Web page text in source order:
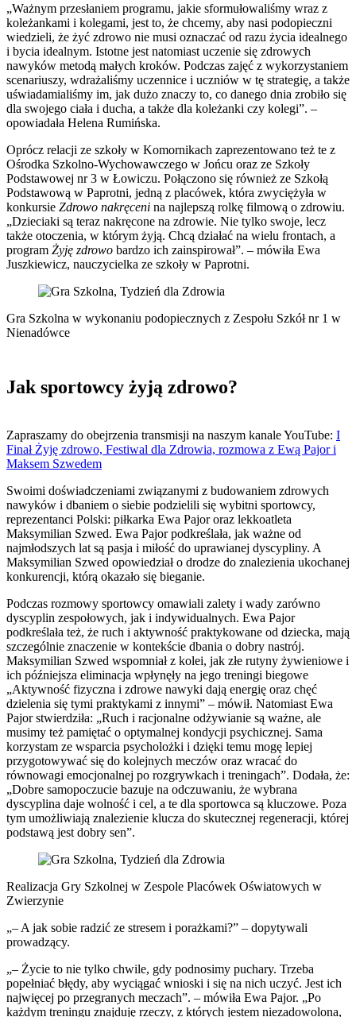
„Ważnym przesłaniem programu, jakie sformułowaliśmy wraz z
koleżankami i kolegami, jest to, że chcemy, aby nasi podopieczni
wiedzieli, że żyć zdrowo nie musi oznaczać od razu życia idealnego
i bycia idealnym. Istotne jest natomiast uczenie się zdrowych
nawyków metodą małych kroków. Podczas zajęć z wykorzystaniem
scenariuszy, wdrażaliśmy uczennice i uczniów w tę strategię, a także
uświadamialiśmy im, jak dużo znaczy to, co danego dnia zrobiło się
dla swojego ciała i ducha, a także dla koleżanki czy kolegi”. –
opowiadała Helena Rumińska.
Oprócz relacji ze szkoły w Komornikach zaprezentowano też te z
Ośrodka Szkolno-Wychowawczego w Jońcu oraz ze Szkoły
Podstawowej nr 3 w Łowiczu. Połączono się również ze Szkołą
Podstawową w Paprotni, jedną z placówek, która zwyciężyła w
konkursie Zdrowo nakręceni na najlepszą rolkę filmową o zdrowiu.
„Dzieciaki są teraz nakręcone na zdrowie. Nie tylko swoje, lecz
także otoczenia, w którym żyją. Chcą działać na wielu frontach, a
program Żyję zdrowo bardzo ich zainspirował”. – mówiła Ewa
Juszkiewicz, nauczycielka ze szkoły w Paprotni.
Gra Szkolna w wykonaniu podopiecznych z Zespołu Szkół nr 1 w
Nienadówce
Jak sportowcy żyją zdrowo?
Zapraszamy do obejrzenia transmisji na naszym kanale YouTube: I
Finał Żyję zdrowo, Festiwal dla Zdrowia, rozmowa z Ewą Pajor i
Maksem Szwedem
Swoimi doświadczeniami związanymi z budowaniem zdrowych
nawyków i dbaniem o siebie podzielili się wybitni sportowcy,
reprezentanci Polski: piłkarka Ewa Pajor oraz lekkoatleta
Maksymilian Szwed. Ewa Pajor podkreślała, jak ważne od
najmłodszych lat są pasja i miłość do uprawianej dyscypliny. A
Maksymilian Szwed opowiedział o drodze do znalezienia ukochanej
konkurencji, którą okazało się bieganie.
Podczas rozmowy sportowcy omawiali zalety i wady zarówno
dyscyplin zespołowych, jak i indywidualnych. Ewa Pajor
podkreślała też, że ruch i aktywność praktykowane od dziecka, mają
szczególnie znaczenie w kontekście dbania o dobry nastrój.
Maksymilian Szwed wspomniał z kolei, jak złe rutyny żywieniowe i
ich późniejsza eliminacja wpłynęły na jego treningi biegowe
„Aktywność fizyczna i zdrowe nawyki dają energię oraz chęć
dzielenia się tymi praktykami z innymi” – mówił. Natomiast Ewa
Pajor stwierdziła: „Ruch i racjonalne odżywianie są ważne, ale
musimy też pamiętać o optymalnej kondycji psychicznej. Sama
korzystam ze wsparcia psycholożki i dzięki temu mogę lepiej
przygotowywać się do kolejnych meczów oraz wracać do
równowagi emocjonalnej po rozgrywkach i treningach”. Dodała, że:
„Dobre samopoczucie bazuje na odczuwaniu, że wybrana
dyscyplina daje wolność i cel, a te dla sportowca są kluczowe. Poza
tym umożliwiają znalezienie klucza do skutecznej regeneracji, której
podstawą jest dobry sen”.
Realizacja Gry Szkolnej w Zespole Placówek Oświatowych w
Zwierzynie
„– A jak sobie radzić ze stresem i porażkami?” – dopytywali
prowadzący.
„– Życie to nie tylko chwile, gdy podnosimy puchary. Trzeba
popełniać błędy, aby wyciągać wnioski i się na nich uczyć. Jest ich
najwięcej po przegranych meczach”. – mówiła Ewa Pajor. „Po
każdym treningu znajduję rzeczy, z których jestem niezadowolona,